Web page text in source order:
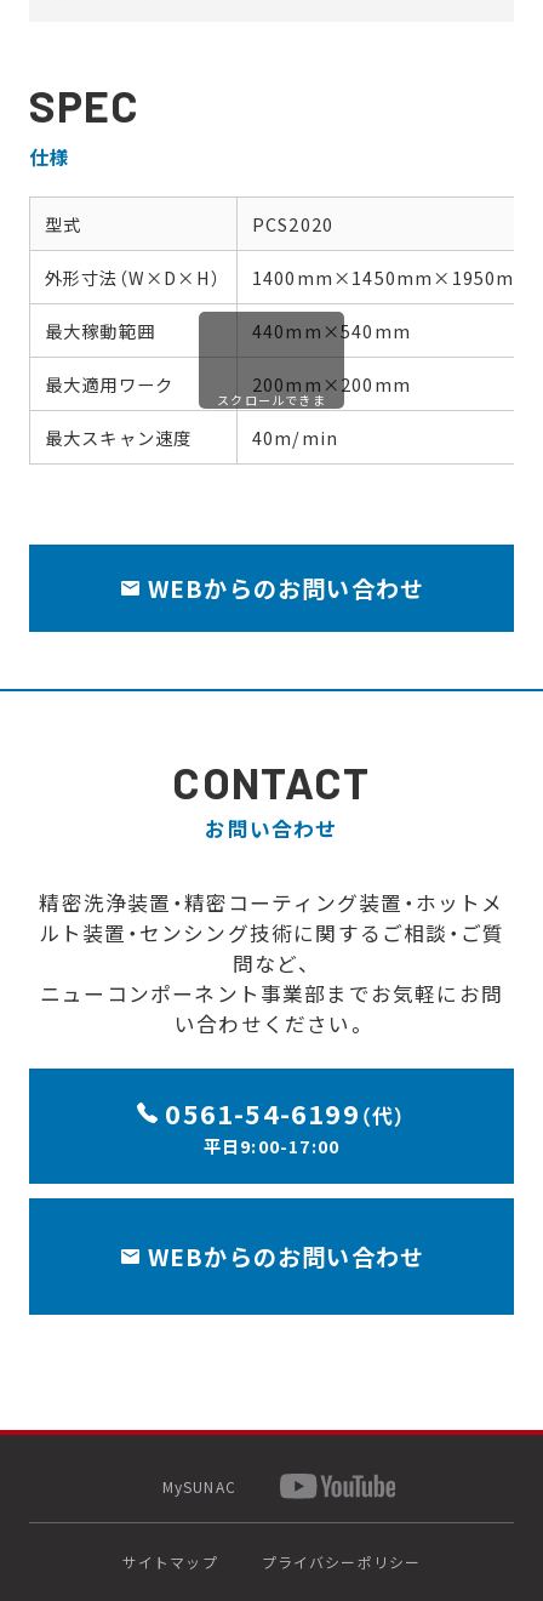
SPEC
仕様
型式 PCS2020
外形寸法（W×D×H） 1400mm×1450mm×1950mm
最大稼動範囲 440mm×540mm
最大適用ワーク 200mm×200mm
最大スキャン速度 40m/min
スクロールできま
す
WEBからのお問い合わせ
CONTACT
お問い合わせ
精密洗浄装置・精密コーティング装置・ホットメ
ルト装置・センシング技術に関するご相談・ご質
問など、
ニューコンポーネント事業部までお気軽にお問
い合わせください。
0561-54-6199 （代）
平日9:00-17:00
WEBからのお問い合わせ
MySUNAC
サイトマップ プライバシーポリシー